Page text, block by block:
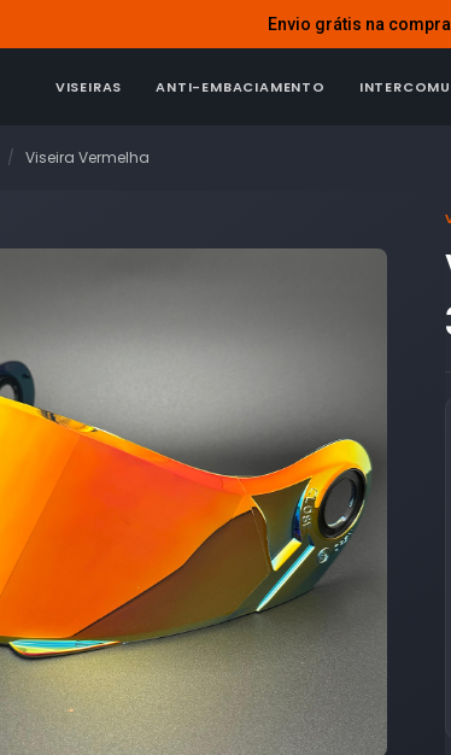
Envio grátis na
VISEIRAS ANTI-EMBACIAMENTO
Viseira Vermelha